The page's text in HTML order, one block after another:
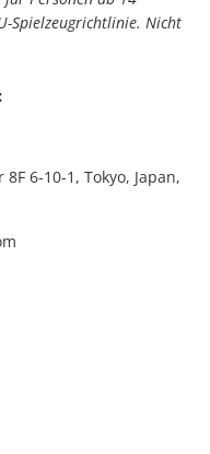
Spielzeugrichtlinie. Nicht
6-10-1, Tokyo, Japan,